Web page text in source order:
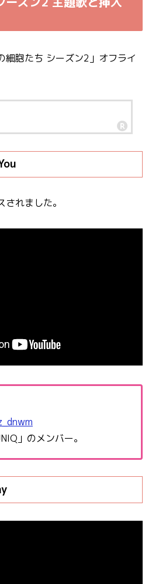
胞たち シーズン2」オフライ
れました。
」のメンバー。